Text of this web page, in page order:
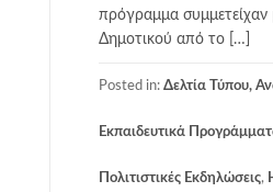
πρόγραμμα συμμετείχαν
Δημοτικού από το […]
Posted in: Δελτία Τύπου,
Εκπαιδευτικά
Πολιτιστικές Εκδηλώσεις,